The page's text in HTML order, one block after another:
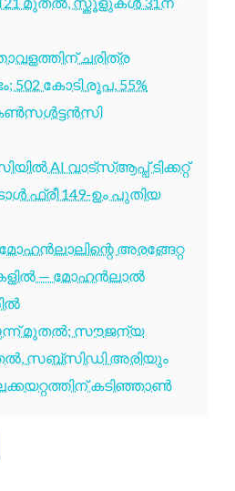
ചരിത്ര
502 കോടി രൂപ, 55%
കൺസൾട്ടൻസി
AI വാട്സ്ആപ്പ് ടിക്കറ്റ്
ഫ്രീ 149-ഉം പുതിയ
അരങ്ങേറ്റ
— മോഹൻലാൽ
മുതൽ; സൗജന്യ
സബ്സിഡി അരിയും
കടിഞ്ഞാൺ